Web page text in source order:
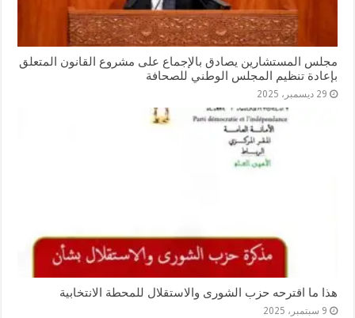
مجلس المستشارين يصادق بالإجماع على مشروع القانون المتعلق
بإعادة تنظيم المجلس الوطني للصحافة
29 ديسمبر، 2025
هذا ما اقترحه حزب الشورى والاستقلال للمحطة الانتخابية
9 سبتمبر، 2025